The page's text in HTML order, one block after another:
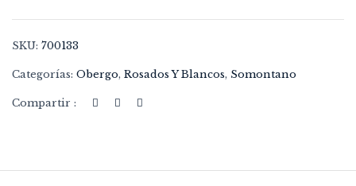
SKU: 700133
Categorías: Obergo, Rosados Y Blancos, Somontano
Compartir :
web en este navegador para la próxima